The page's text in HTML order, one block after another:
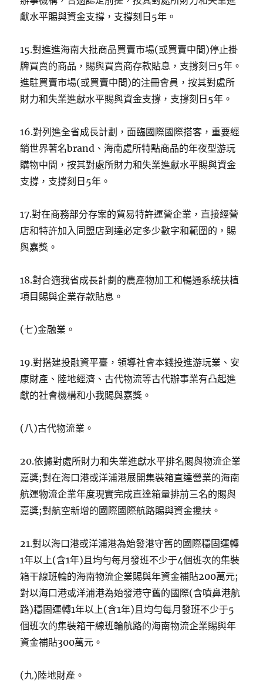
獻水平賜與資金支撐，支撐刻日5年。
15.對進進海南大批商品買賣市場(或買賣中間)停止掛
牌買賣的商品，賜與買賣商存款貼息，支撐刻日5年。
進駐買賣市場(或買賣中間)的注冊會員，按其對處所
財力和失業進獻水平賜與資金支撐，支撐刻日5年。
16.對列進全省成長計劃，面臨國際國際搭客，重要經
銷世界著名brand、海南處所特點商品的年夜型游玩
購物中間，按其對處所財力和失業進獻水平賜與資金
支撐，支撐刻日5年。
17.對在商務部分存案的貿易特許運營企業，直接經營
店和特許加入同盟店到達必定多少數字和範圍的，賜
與嘉獎。
18.對合適我省成長計劃的農產物加工和暢通系統扶植
項目賜與企業存款貼息。
(七)金融業。
19.對搭建投融資平臺，領導社會本錢投進游玩業、安
康財產、陸地經濟、古代物流等古代辦事業有凸起進
獻的社會機構和小我賜與嘉獎。
(八)古代物流業。
20.依據對處所財力和失業進獻水平排名賜與物流企業
嘉獎;對在海口港或洋浦港展開集裝箱直達營業的海南
航運物流企業年度現實完成直達箱量排前三名的賜與
嘉獎;對航空新增的國際國際航路賜與資金攙扶。
21.對以海口港或洋浦港為始發港守舊的國際穩固運轉
1年以上(含1年)且均勻每月發班不少于4個班次的集裝
箱干線班輪的海南物流企業賜與年資金補貼200萬元;
對以海口港或洋浦港為始發港守舊的國際(含噴鼻港航
路)穩固運轉1年以上(含1年)且均勻每月發班不少于5
個班次的集裝箱干線班輪航路的海南物流企業賜與年
資金補貼300萬元。
(九)陸地財產。